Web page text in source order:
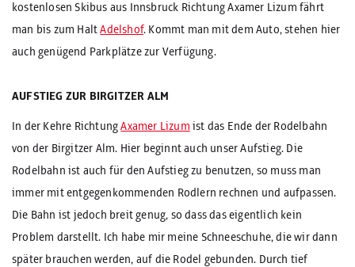
kostenlosen Skibus aus Innsbruck Richtung Axamer Lizum fährt
man bis zum HaltAdelshof. Kommt man mit dem Auto, stehen hier
auch genügend Parkplätze zur Verfügung.
AUFSTIEG ZUR BIRGITZER ALM
In der Kehre RichtungAxamer Lizum ist das Ende der Rodelbahn
von der Birgitzer Alm. Hier beginnt auch unser Aufstieg. Die
Rodelbahn ist auch für den Aufstieg zu benutzen, so muss man
immer mit entgegenkommenden Rodlern rechnen und aufpassen.
Die Bahn ist jedoch breit genug, so dass das eigentlich kein
Problem darstellt. Ich habe mir meine Schneeschuhe, die wir dann
später brauchen werden, auf die Rodel gebunden. Durch tief